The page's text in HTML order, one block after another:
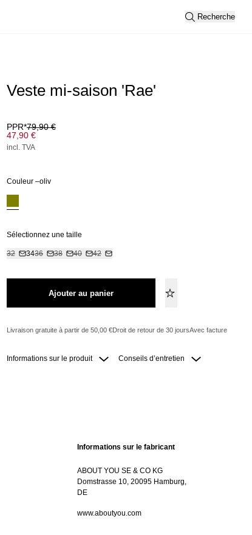
Recherche
Veste mi-saison 'Rae'
PPR*79,90 €
47,90 €
incl. TVA
Couleur –oliv
Sélectionnez une taille
32 3436 38 40 42
Ajouter au panier
Livraison gratuite à partir de 50,00 €Droit de retour de 30 joursAvec facture
Informations sur le produit Conseils d’entretien
Informations sur le fabricant
ABOUT YOU SE & CO KG
Domstrasse 10, 20095 Hamburg,
DE
www.aboutyou.com